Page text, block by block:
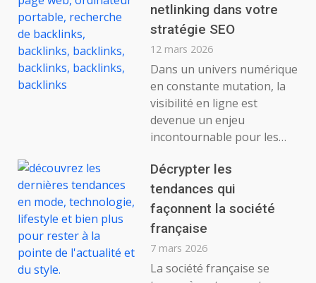
netlinking dans votre
stratégie SEO
12 mars 2026
Dans un univers numérique
en constante mutation, la
visibilité en ligne est
devenue un enjeu
incontournable pour les…
Décrypter les
tendances qui
façonnent la société
française
7 mars 2026
La société française se